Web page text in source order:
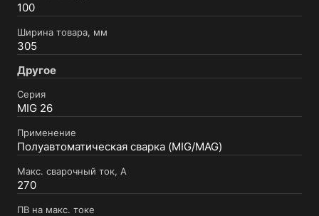
100
Ширина товара, мм
305
Другое
Серия
MIG 26
Применение
Полуавтоматическая сварка (MIG/MAG)
Макс. сварочный ток, А
270
ПВ на макс. токе